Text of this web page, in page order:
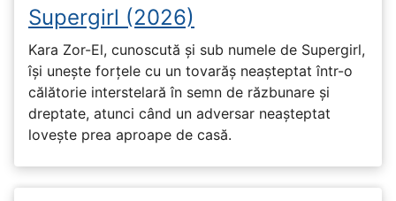
Supergirl (2026)
Kara Zor-El, cunoscută și sub numele de Supergirl,
își unește forțele cu un tovarăș neașteptat într-o
călătorie interstelară în semn de răzbunare și
dreptate, atunci când un adversar neașteptat
lovește prea aproape de casă.